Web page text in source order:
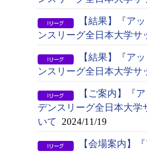
【結果】『ア
ンスリーグ全日本大学
【結果】『ア
ンスリーグ全日本大学
【ご案内】『
デンスリーグ全日本大
いて 2024/11/19
【会場案内】